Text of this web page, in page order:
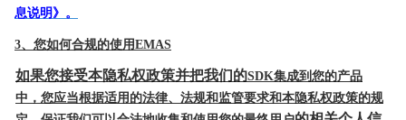
息说明》。
3、您如何合规的使用EMAS
如果您接受本隐私权政策并把我们的SDK集成到您的产品
中，您应当根据适用的法律、法规和监管要求和本隐私权政策的规